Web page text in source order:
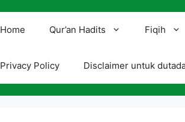
Home Qur’an Hadits Fiqih
Privacy Policy Disclaimer untuk